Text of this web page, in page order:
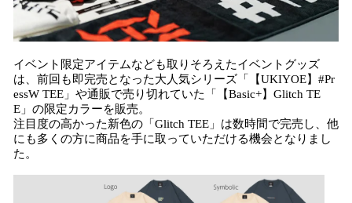
イベント限定アイテムなども取りそろえたイベントグッズ
は、前回も即完売となった大人気シリーズ「【UKIYOE】#Pr
essW TEE」や通販で売り切れていた「【Basic+】Glitch TE
E」の限定カラーを販売。
注目度の高かった新色の「Glitch TEE」は数時間で完売し、他
にも多くの方に商品を手に取っていただける機会となりまし
た。